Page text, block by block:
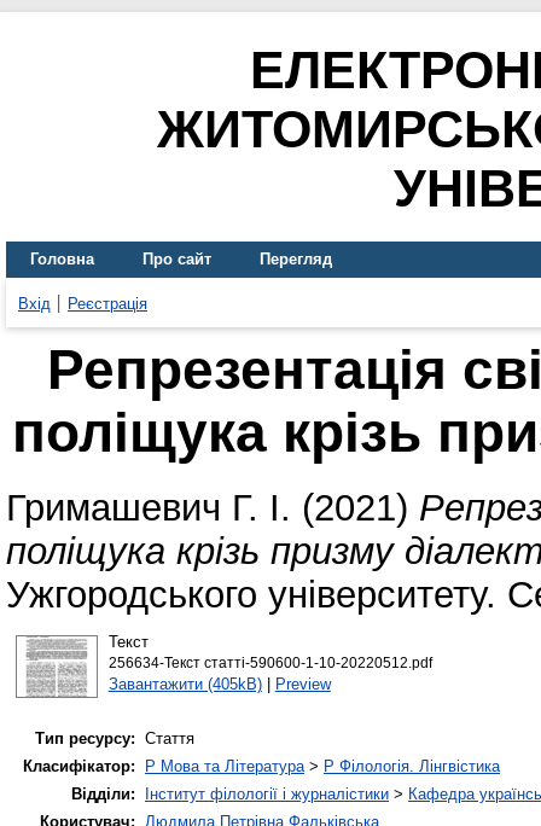
Головна Про сайт Перегляд
Вхід Реєстрація
Репрезентація
поліщука крізь
Гримашевич Г. І. (2021)
поліщука крізь призму
Ужгородського університету.
Текст
256634-Текст статті-590600-1-10-20220512.pdf
Завантажити (405kB)| Preview
Тип ресурсу: Стаття
Класифікатор:
P Мова та Література> P Філологія. Лінгвістика
Відділи:
Інститут філології і журналістики > Кафедра
Користувач: Людмила Петрівна Фальківська